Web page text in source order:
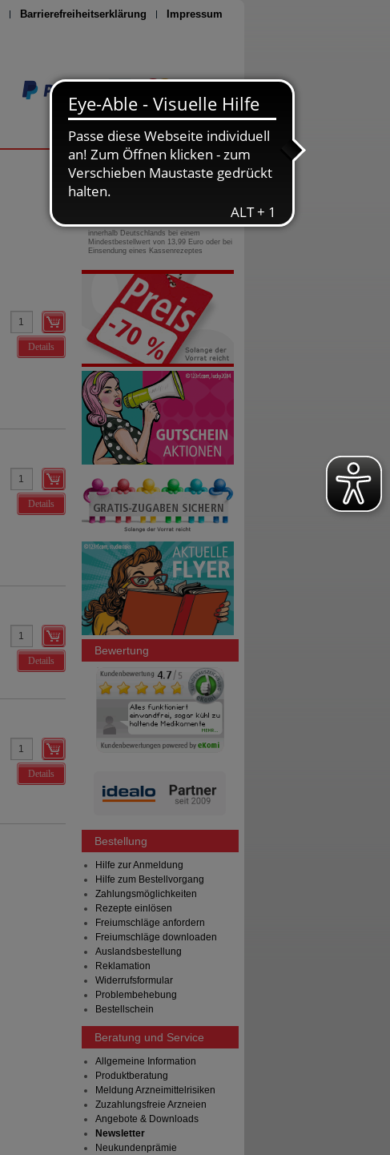
Barrierefreiheitserklärung Impressum
Seite drucken
Details
Details
Details
Details
0800-10 11 422
gebührenfreie Rufnummer
innerhalb Deutschlands bei einem
Mindestbestellwert von 13,99 Euro oder bei
Einsendung eines Kassenrezeptes
Bewertung
Bestellung
Hilfe zur Anmeldung
Hilfe zum Bestellvorgang
Zahlungsmöglichkeiten
Rezepte einlösen
Freiumschläge anfordern
Freiumschläge downloaden
Auslandsbestellung
Reklamation
Widerrufsformular
Problembehebung
Bestellschein
Beratung und Service
Allgemeine Information
Produktberatung
Meldung Arzneimittelrisiken
Zuzahlungsfreie Arzneien
Angebote & Downloads
Newsletter
Neukundenprämie